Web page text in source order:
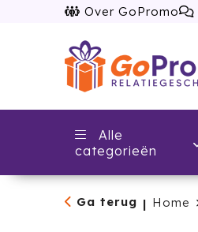
Over GoPromo
Alle
categorieën
Ga terug | Home